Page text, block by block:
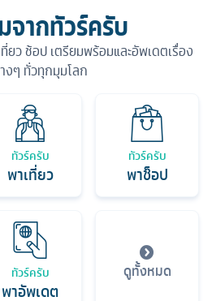
จากทัวร์ครับ
ว ช้อป เตรียมพร้อมและอัพเดตเรื่อง
งๆ ทั่วทุกมุมโลก
ทัวร์ครับ
พาเที่ยว
ทัวร์ครับ
พาช็อป
ทัวร์ครับ
พาอัพเดต
ดูทั้งหมด